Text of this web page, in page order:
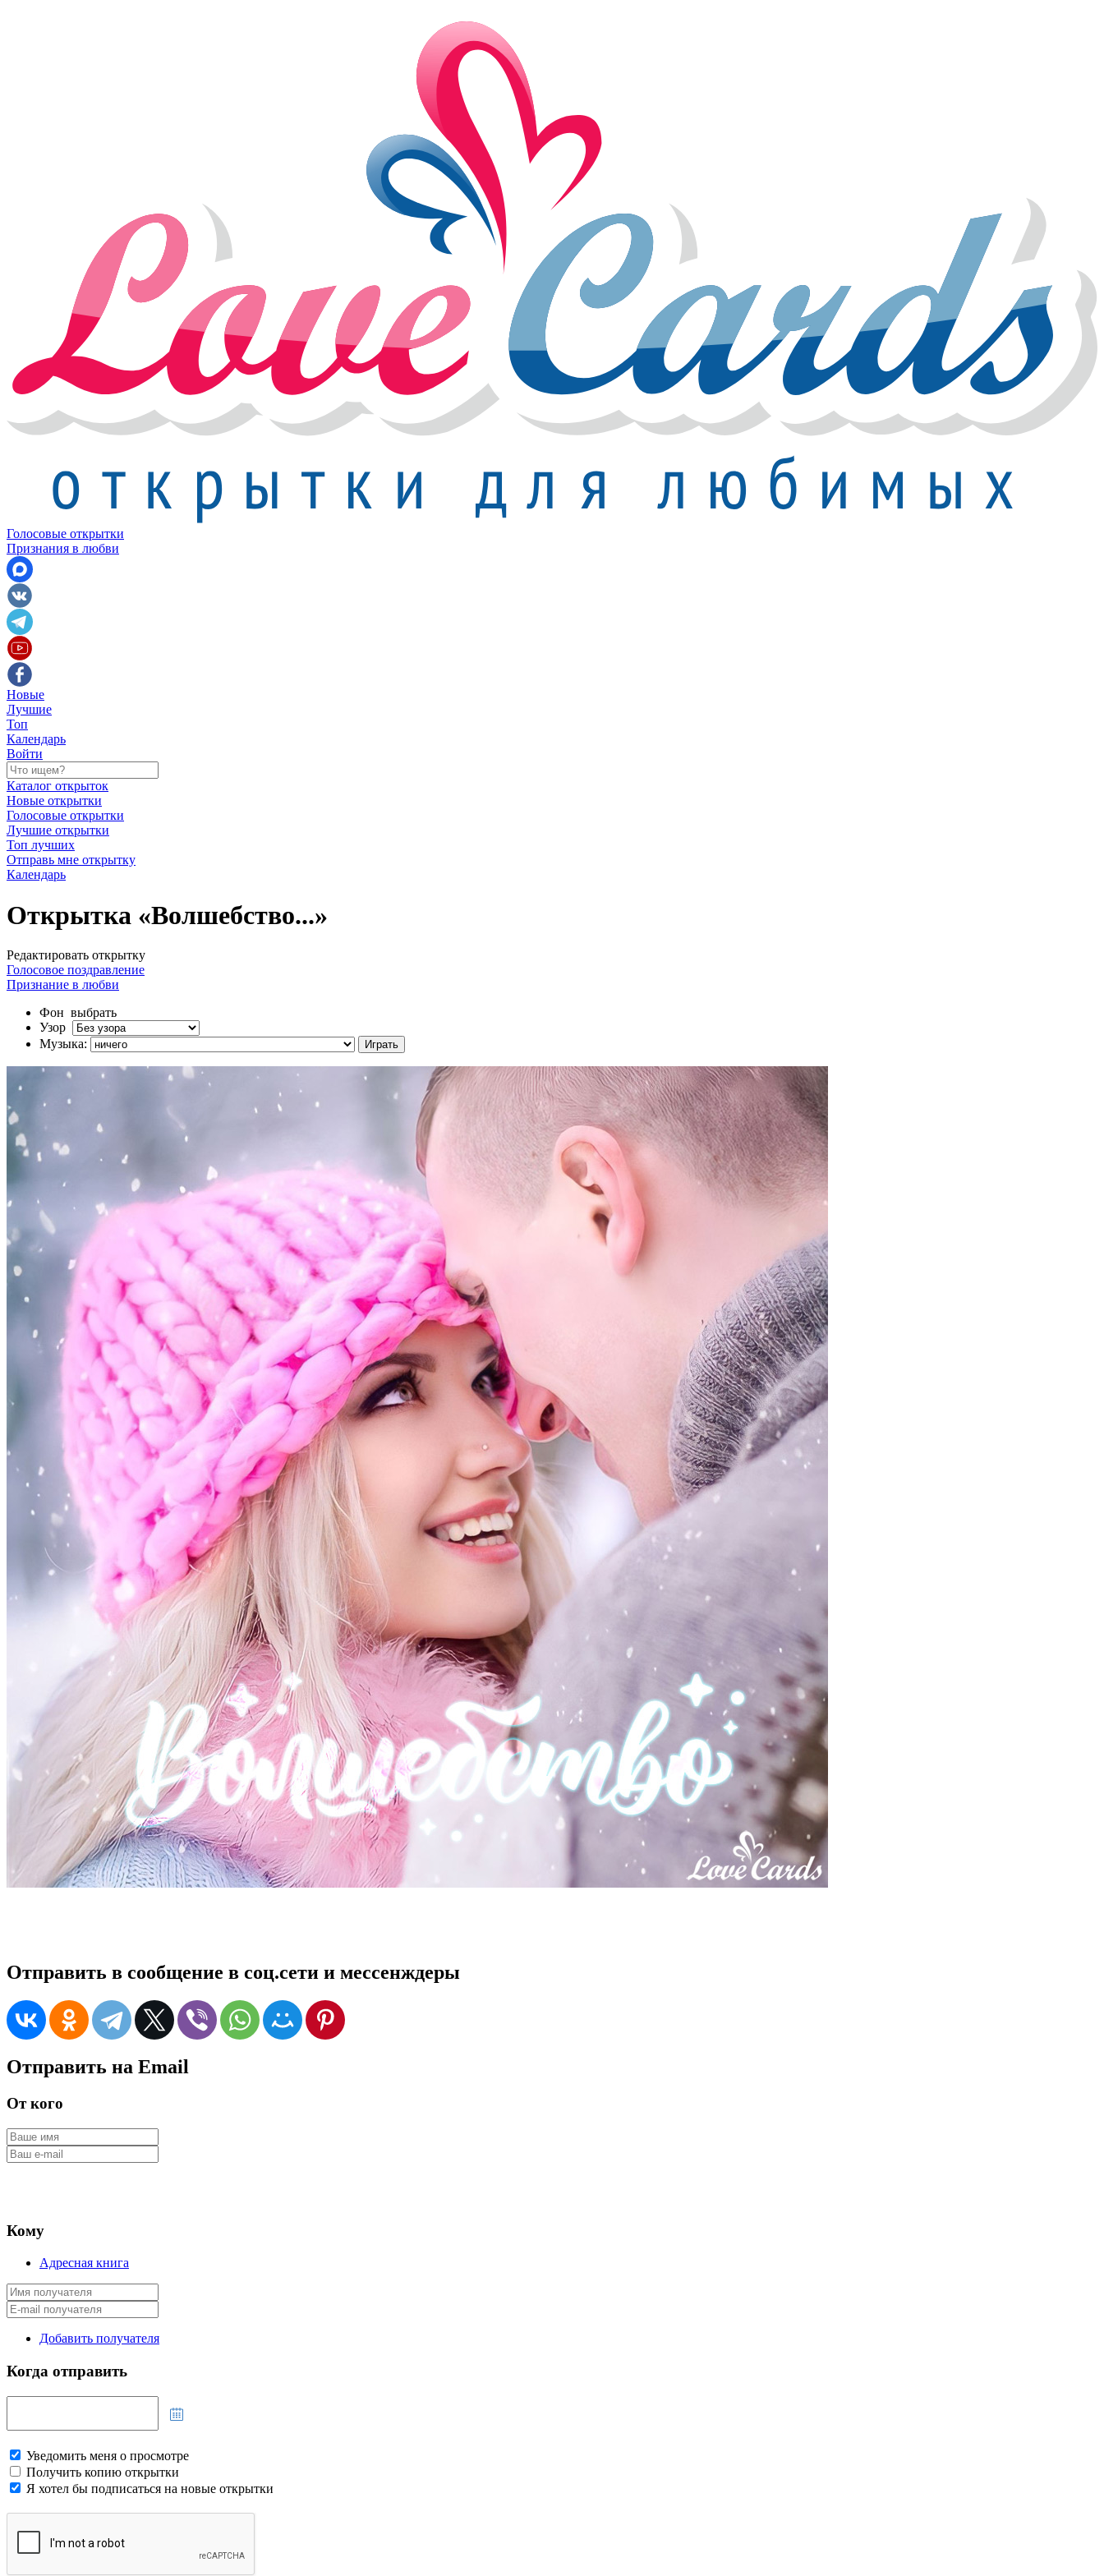
Голосовые открытки
Признания в любви
Новые
Лучшие
Топ
Календарь
Войти
Каталог открыток
Новые открытки
Голосовые открытки
Лучшие открытки
Топ лучших
Отправь мне открытку
Календарь
Открытка «Волшебство...»
Редактировать открытку
Голосовое поздравление
Признание в любви
Фон выбрать
Узор
Музыка:
Отправить в сообщение в соц.сети и мессенждеры
Отправить на Email
От кого
Кому
Адресная книга
Добавить получателя
Когда отправить
Уведомить меня о просмотре
Получить копию открытки
Я хотел бы подписаться на новые открытки